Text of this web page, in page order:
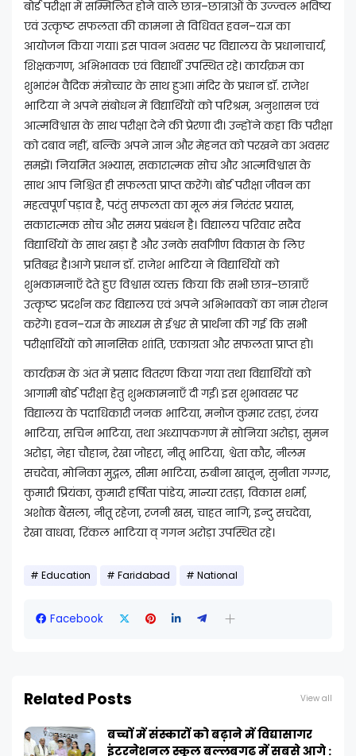
बोर्ड परीक्षा में सम्मिलित होने वाले छात्र–छात्राओं के उज्ज्वल भविष्य
एवं उत्कृष्ट सफलता की कामना से विधिवत हवन–यज्ञ का
आयोजन किया गया। इस पावन अवसर पर विद्यालय के प्रधानाचार्य,
शिक्षकगण, अभिभावक एवं विद्यार्थी उपस्थित रहे। कार्यक्रम का
शुभारंभ वैदिक मंत्रोच्चार के साथ हुआ। मंदिर के प्रधान डॉ. राजेश
भाटिया ने अपने संबोधन में विद्यार्थियों को परिश्रम, अनुशासन एवं
आत्मविश्वास के साथ परीक्षा देने की प्रेरणा दी। उन्होंने कहा कि परीक्षा
को दबाव नहीं, बल्कि अपने ज्ञान और मेहनत को परखने का अवसर
समझें। नियमित अभ्यास, सकारात्मक सोच और आत्मविश्वास के
साथ आप निश्चित ही सफलता प्राप्त करेंगे। बोर्ड परीक्षा जीवन का
महत्वपूर्ण पड़ाव है, परंतु सफलता का मूल मंत्र निरंतर प्रयास,
सकारात्मक सोच और समय प्रबंधन है। विद्यालय परिवार सदैव
विद्यार्थियों के साथ खड़ा है और उनके सर्वांगीण विकास के लिए
प्रतिबद्ध है।आगे प्रधान डॉ. राजेश भाटिया ने विद्यार्थियों को
शुभकामनाएँ देते हुए विश्वास व्यक्त किया कि सभी छात्र–छात्राएँ
उत्कृष्ट प्रदर्शन कर विद्यालय एवं अपने अभिभावकों का नाम रोशन
करेंगे। हवन–यज्ञ के माध्यम से ईश्वर से प्रार्थना की गई कि सभी
परीक्षार्थियों को मानसिक शांति, एकाग्रता और सफलता प्राप्त हो।
कार्यक्रम के अंत में प्रसाद वितरण किया गया तथा विद्यार्थियों को
आगामी बोर्ड परीक्षा हेतु शुभकामनाएँ दी गईं। इस शुभावसर पर
विद्यालय के पदाधिकारी जनक भाटिया, मनोज कुमार रतड़ा, रंजय
भाटिया, सचिन भाटिया, तथा अध्यापकगण में सोनिया अरोड़ा, सुमन
अरोड़ा, नेहा चौहान, रेखा जोहरा, नीतू भाटिया, श्वेता कौर, नीलम
सचदेवा, मोनिका मुद्गल, सीमा भाटिया, रुबीना खातून, सुनीता गग्गर,
कुमारी प्रियंका, कुमारी हर्षिता पांडेय, मान्या रतड़ा, विकास शर्मा,
अशोक बैंसला, नीतू रहेजा, रजनी खस, चाहत नागि, इन्दु सचदेवा,
रेखा वाधवा, रिंकल भाटिया व् गगन अरोड़ा उपस्थित रहे।
Education Faridabad National
Facebook
Related Posts View all
बच्चों में संस्कारों को बढ़ाने में विद्यासागर
इंटरनेशनल स्कूल बल्लबगढ़ में सबसे आगे :